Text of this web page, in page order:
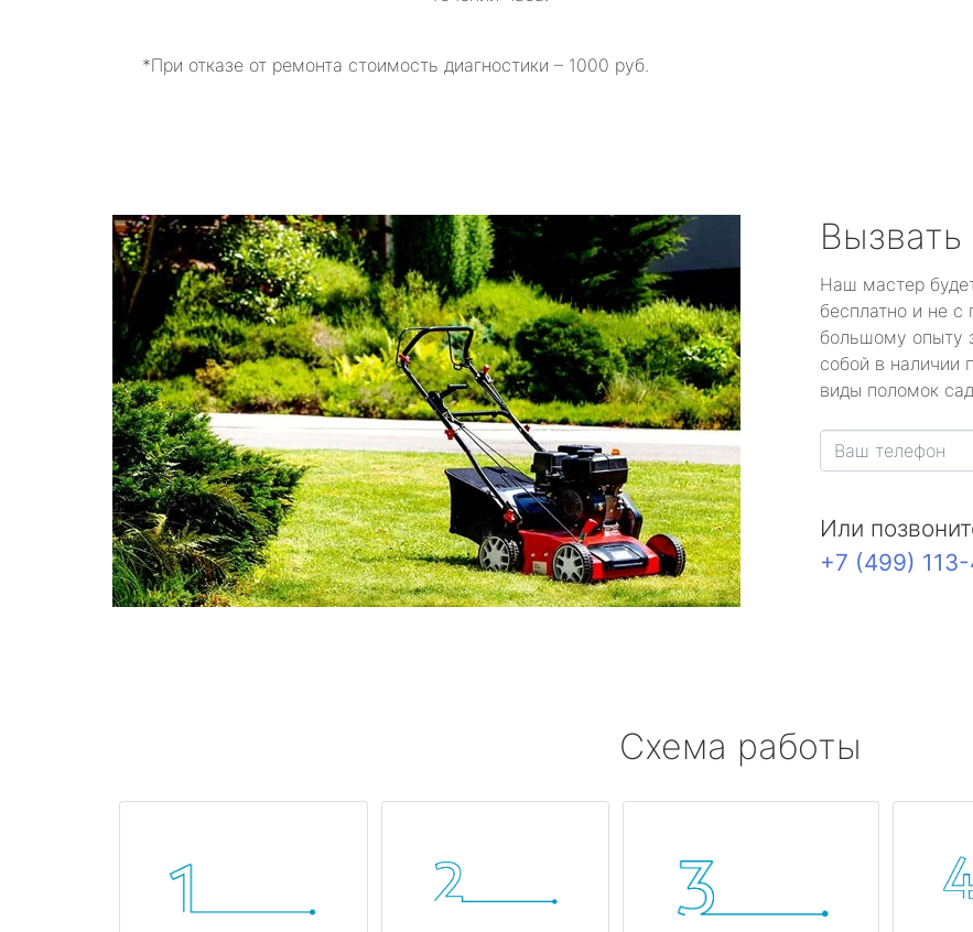
*При отказе от ремонта стоимость диагностики – 1000 руб.
Наш мастер
бесплатно и не
большому опыту
собой в наличии
виды поломок
Или
+7 (499)
Схема работы